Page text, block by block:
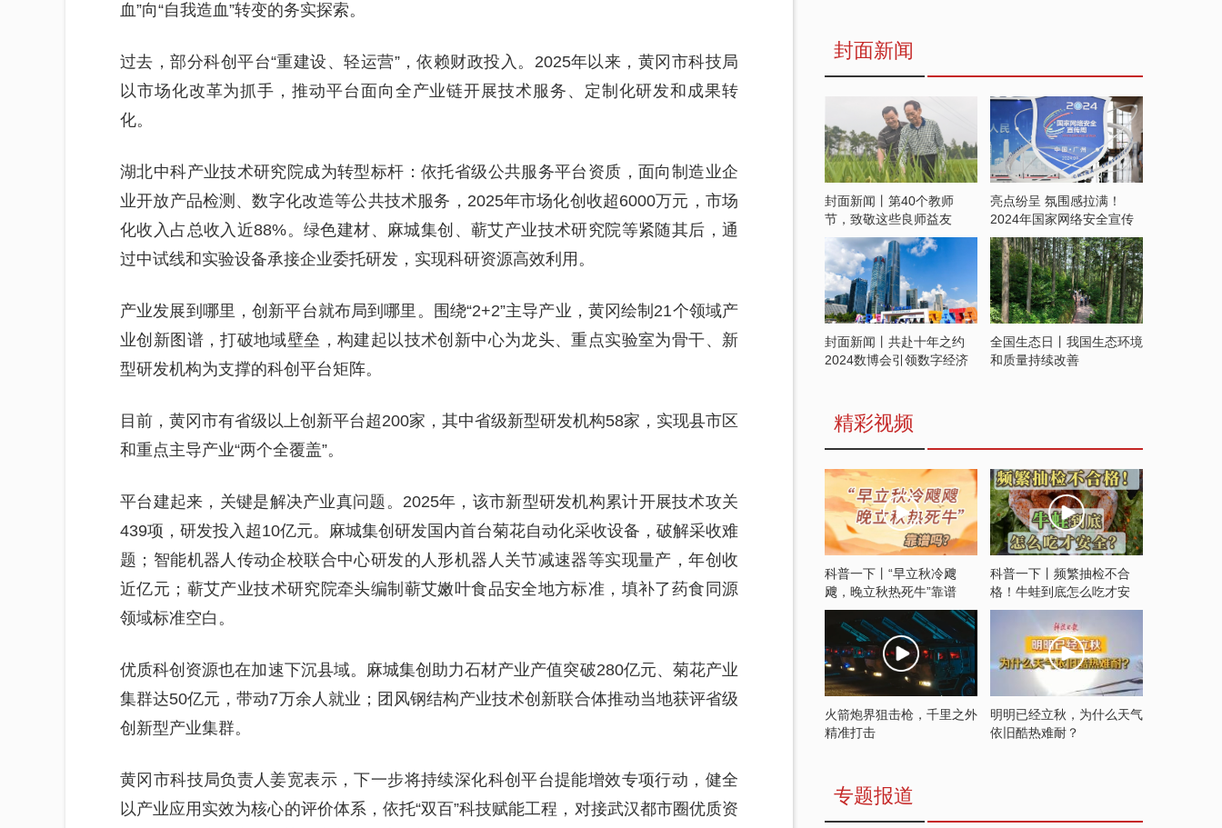
血”向“自我造血”转变的务实探索。
过去，部分科创平台“重建设、轻运营”，依赖财政投入。2025年以来，黄冈市科技局
以市场化改革为抓手，推动平台面向全产业链开展技术服务、定制化研发和成果转
化。
湖北中科产业技术研究院成为转型标杆：依托省级公共服务平台资质，面向制造业企
业开放产品检测、数字化改造等公共技术服务，2025年市场化创收超6000万元，市场
化收入占总收入近88%。绿色建材、麻城集创、蕲艾产业技术研究院等紧随其后，通
过中试线和实验设备承接企业委托研发，实现科研资源高效利用。
产业发展到哪里，创新平台就布局到哪里。围绕“2+2”主导产业，黄冈绘制21个领域产
业创新图谱，打破地域壁垒，构建起以技术创新中心为龙头、重点实验室为骨干、新
型研发机构为支撑的科创平台矩阵。
目前，黄冈市有省级以上创新平台超200家，其中省级新型研发机构58家，实现县市区
和重点主导产业“两个全覆盖”。
平台建起来，关键是解决产业真问题。2025年，该市新型研发机构累计开展技术攻关
439项，研发投入超10亿元。麻城集创研发国内首台菊花自动化采收设备，破解采收难
题；智能机器人传动企校联合中心研发的人形机器人关节减速器等实现量产，年创收
近亿元；蕲艾产业技术研究院牵头编制蕲艾嫩叶食品安全地方标准，填补了药食同源
领域标准空白。
优质科创资源也在加速下沉县域。麻城集创助力石材产业产值突破280亿元、菊花产业
集群达50亿元，带动7万余人就业；团风钢结构产业技术创新联合体推动当地获评省级
创新型产业集群。
黄冈市科技局负责人姜宽表示，下一步将持续深化科创平台提能增效专项行动，健全
以产业应用实效为核心的评价体系，依托“双百”科技赋能工程，对接武汉都市圈优质资
封面新闻
封面新闻丨第40个教师
节，致敬这些良师益友
亮点纷呈 氛围感拉满！
2024年国家网络安全宣传
周开启
封面新闻丨共赴十年之约
2024数博会引领数字经济
全国生态日丨我国生态环境
和质量持续改善
精彩视频
科普一下丨“早立秋冷飕
飕，晚立秋热死牛”靠谱
吗？
科普一下丨频繁抽检不合
格！牛蛙到底怎么吃才安
全？
火箭炮界狙击枪，千里之外
精准打击
明明已经立秋，为什么天气
依旧酷热难耐？
专题报道